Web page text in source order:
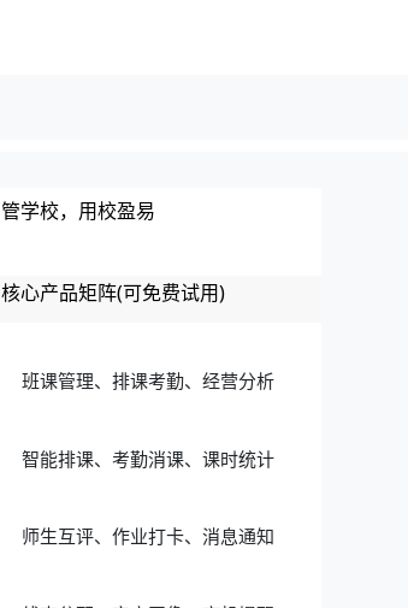
管学校，用校盈易
核心产品矩阵(可免费试用)
班课管理、排课考勤、经营分析
智能排课、考勤消课、课时统计
师生互评、作业打卡、消息通知